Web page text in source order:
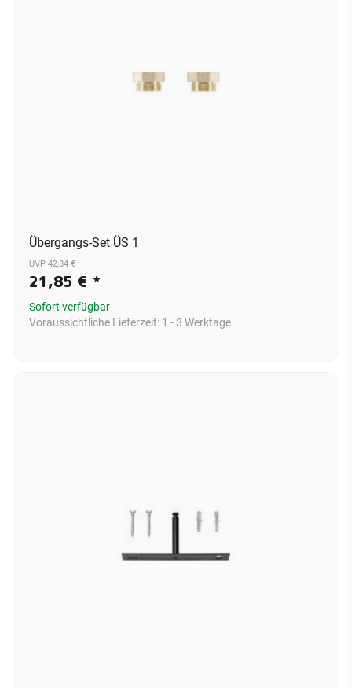
Übergangs-Set ÜS 1
UVP 42,84 €
21,85 € *
Sofort verfügbar
Voraussichtliche Lieferzeit: 1 - 3 Werktage